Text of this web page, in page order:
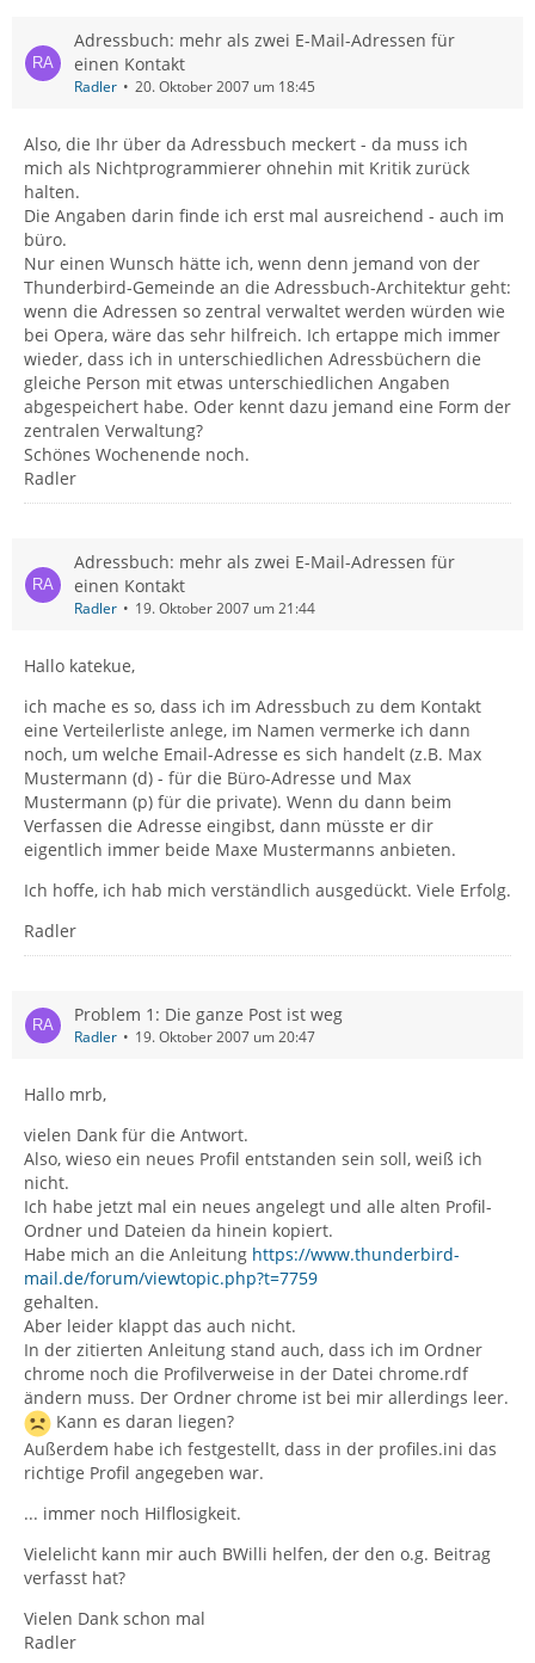
Adressbuch: mehr als zwei E-Mail-Adressen für
einen Kontakt
Radler 20. Oktober 2007 um 18:45
Also, die Ihr über da Adressbuch meckert - da muss ich
mich als Nichtprogrammierer ohnehin mit Kritik zurück
halten.
Die Angaben darin finde ich erst mal ausreichend - auch im
büro.
Nur einen Wunsch hätte ich, wenn denn jemand von der
Thunderbird-Gemeinde an die Adressbuch-Architektur geht:
wenn die Adressen so zentral verwaltet werden würden wie
bei Opera, wäre das sehr hilfreich. Ich ertappe mich immer
wieder, dass ich in unterschiedlichen Adressbüchern die
gleiche Person mit etwas unterschiedlichen Angaben
abgespeichert habe. Oder kennt dazu jemand eine Form der
zentralen Verwaltung?
Schönes Wochenende noch.
Radler
Adressbuch: mehr als zwei E-Mail-Adressen für
einen Kontakt
Radler 19. Oktober 2007 um 21:44
Hallo katekue,
ich mache es so, dass ich im Adressbuch zu dem Kontakt
eine Verteilerliste anlege, im Namen vermerke ich dann
noch, um welche Email-Adresse es sich handelt (z.B. Max
Mustermann (d) - für die Büro-Adresse und Max
Mustermann (p) für die private). Wenn du dann beim
Verfassen die Adresse eingibst, dann müsste er dir
eigentlich immer beide Maxe Mustermanns anbieten.
Ich hoffe, ich hab mich verständlich ausgedückt. Viele Erfolg.
Radler
Problem 1: Die ganze Post ist weg
Radler 19. Oktober 2007 um 20:47
Hallo mrb,
vielen Dank für die Antwort.
Also, wieso ein neues Profil entstanden sein soll, weiß ich
nicht.
Ich habe jetzt mal ein neues angelegt und alle alten Profil-
Ordner und Dateien da hinein kopiert.
Habe mich an die Anleitung https://www.thunderbird-
mail.de/forum/viewtopic.php?t=7759
gehalten.
Aber leider klappt das auch nicht.
In der zitierten Anleitung stand auch, dass ich im Ordner
chrome noch die Profilverweise in der Datei chrome.rdf
ändern muss. Der Ordner chrome ist bei mir allerdings leer.
Kann es daran liegen?
Außerdem habe ich festgestellt, dass in der profiles.ini das
richtige Profil angegeben war.
... immer noch Hilflosigkeit.
Vielelicht kann mir auch BWilli helfen, der den o.g. Beitrag
verfasst hat?
Vielen Dank schon mal
Radler